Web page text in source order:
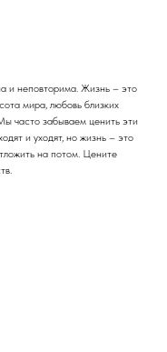
и неповторима. Жизнь – это
мира, любовь близких
часто забываем ценить эти
и уходят, но жизнь – это
на потом. Цените